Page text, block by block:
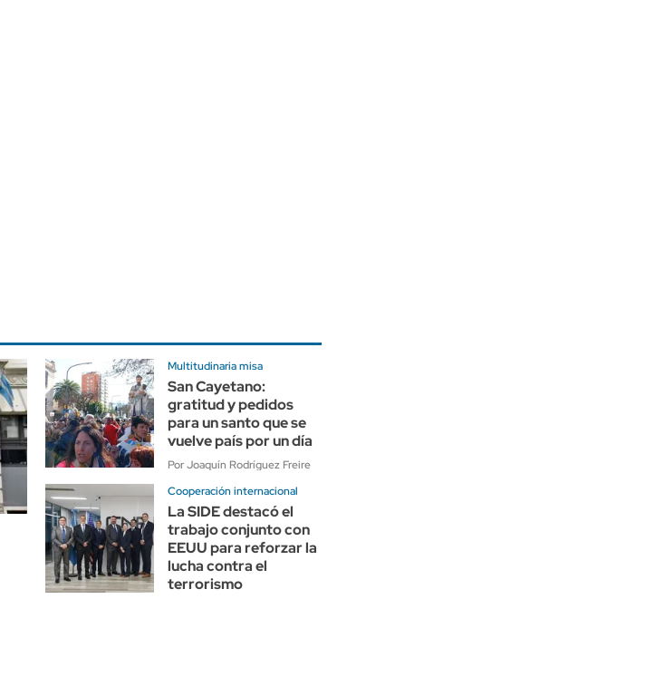
Multitudinaria misa
San Cayetano:
gratitud y pedidos
para un santo que se
vuelve país por un día
Por Joaquín Rodríguez Freire
Cooperación internacional
La SIDE destacó el
trabajo conjunto con
EEUU para reforzar la
lucha contra el
terrorismo